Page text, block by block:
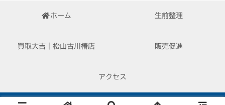
ホーム 生前整理
買取大吉｜松山古川椿店 販売促進
アクセス